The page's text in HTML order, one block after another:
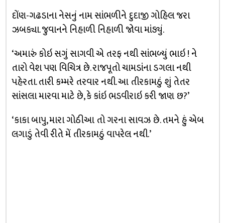
દોંણ-ગઢડાના નેસનું નામ સાંભળીને દુદાજી ગોહિલ જરા
ઝબક્યા. જુવાનને નિહાળી નિહાળી જોવા માંડ્યું.
‘અમારું કોઇ સગું સાગવી એ તરફ નથી સાંભળ્યું ભાઇ ! ને
તારો વેશ પણ વિચિત્ર છે. રાજપૂતો ચામડાંના ડગલા નથી
પહેરતા. તારી કમ્મરે તરવાર નથી. આ તીરકામઠું શું તેતર
સાંસલા મારવા માટે છે, કે કાંઇ ભડવીરાઇ કરી જાણ છ?’
‘કાકા બાપુ, મારા ગોઠીઆ તો ગરના સાવઝ છે. તમને હું એબ
લગાડું તેવી રીતે મેં તીરકામઠું વાપરેલ નથી.’